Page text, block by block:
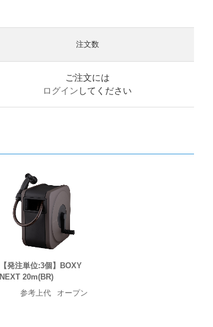
注文数
ご注文には
ログイン してください
【発注単位:3個】BOXY
NEXT 20m(BR)
参考上代
オープン